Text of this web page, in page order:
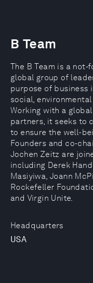
Headquarters
USA
B Team
The B Team is a
global group of
purpose of business
social,
Working with a
partners, it seeks to
to ensure the well-
Founders and co-
Jochen Zeitz are
including Derek
Masiyiwa, Joann
Rockefeller
and Virgin Unite.